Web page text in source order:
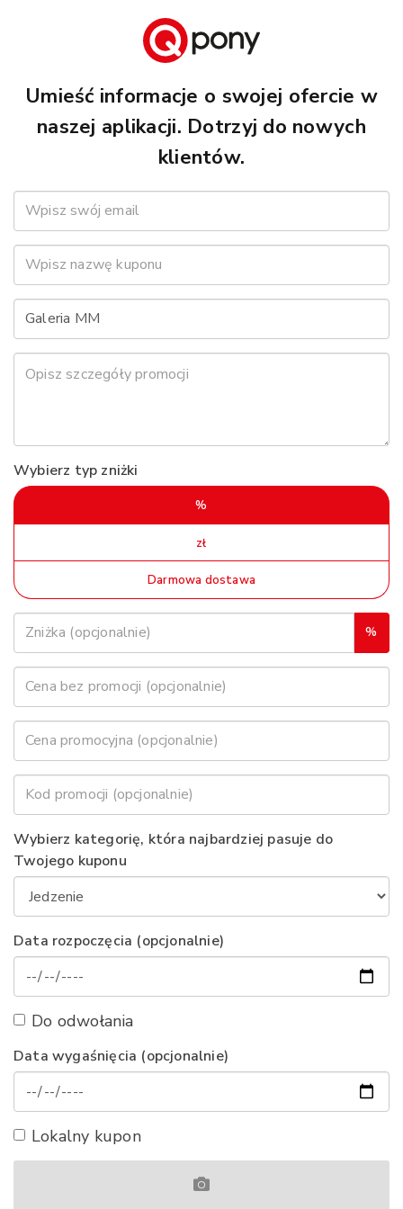
Umieść informacje o swojej ofercie w
naszej aplikacji. Dotrzyj do nowych
klientów.
Wybierz typ zniżki
%
zł
Darmowa dostawa
%
Wybierz kategorię, która najbardziej pasuje do
Twojego kuponu
Data rozpoczęcia (opcjonalnie)
Do odwołania
Data wygaśnięcia (opcjonalnie)
Lokalny kupon